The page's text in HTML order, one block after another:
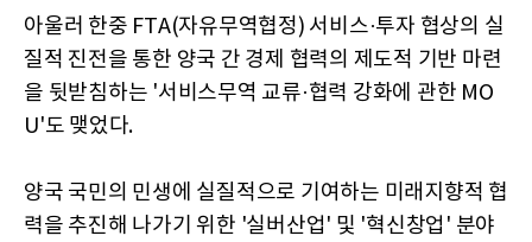
아울러 한중 FTA(자유무역협정) 서비스·투자 협상의 실
질적 진전을 통한 양국 간 경제 협력의 제도적 기반 마련
을 뒷받침하는 '서비스무역 교류·협력 강화에 관한 MO
U'도 맺었다.
양국 국민의 민생에 실질적으로 기여하는 미래지향적 협
력을 추진해 나가기 위한 '실버산업' 및 '혁신창업' 분야